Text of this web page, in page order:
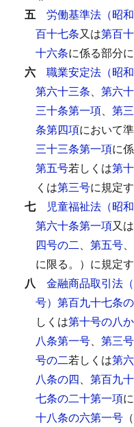
五 労働基準法（昭
百十七条又は第百
十六条に係る部分
六 職業安定法（昭
第六十三条、 第六
三十条第一項、 第
条第四項において
三十三条第一項に
第五号若しくは第
くは第三号に規定
七
児童福祉法（昭
第六十条第一項又は
四号の二、 第五号、
に限る。）に規定
八 金融商品取引法
号）第百九十七条
しくは第十号の八
八条第一号、 第三号
号の二若しくは第
八条の四、 第百九
七条の二十第一項
十八条の六第一号 （